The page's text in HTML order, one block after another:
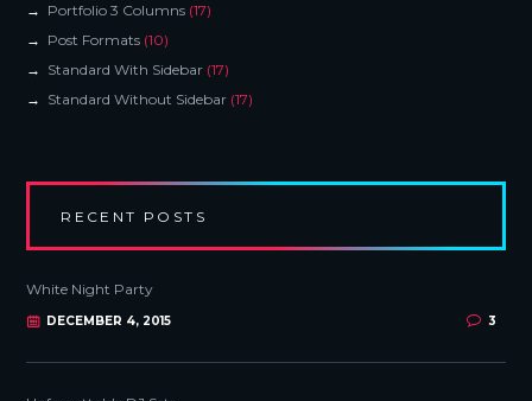
Portfolio 3 Columns (17)
Post Formats (10)
Standard With Sidebar (17)
Standard Without Sidebar (17)
RECENT POSTS
White Night Party
DECEMBER 4, 2015 3